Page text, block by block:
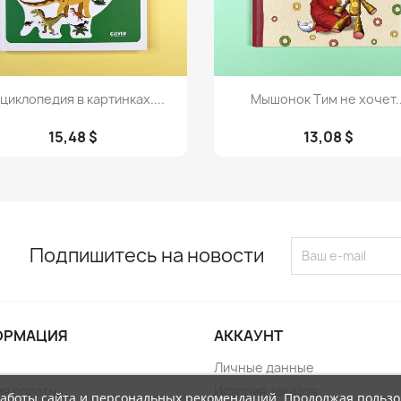
Просмотр
в картинках....
15,48 $
Просмотр
Мышонок Тим не
13,08 $
Подпишитесь на новости
оплаты
АККАУНТ
Личные данные
История заказов